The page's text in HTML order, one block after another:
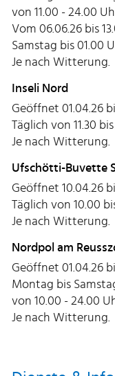
von 11.00 - 24.00
Vom 06.06.26 bis
Samstag bis 01.00
Je nach Witterung.
Inseli Nord
Geöffnet 01.04.26
Täglich von 11.30
Je nach Witterung.
Ufschötti-Buvette
Geöffnet 10.04.26
Täglich von 10.00
Je nach Witterung.
Nordpol am
Geöffnet 01.04.26
Montag bis
von 10.00 - 24.00
Je nach Witterung.